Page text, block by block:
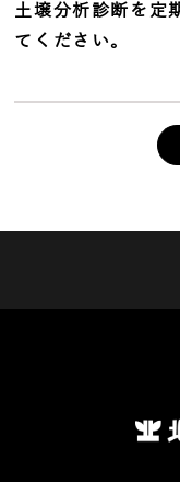
土壌分析診断を定
てください。